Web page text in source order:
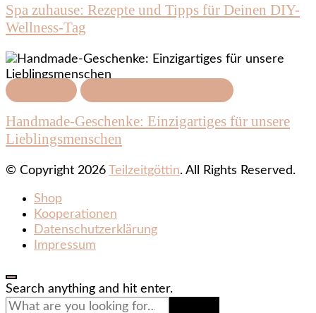
Spa zuhause: Rezepte und Tipps für Deinen DIY-
Wellness-Tag
Handmade-Geschenke: Einzigartiges für unsere
Lieblingsmenschen
© Copyright 2026 Teilzeitgöttin. All Rights Reserved.
Shop
Kooperationen
Datenschutzerklärung
Impressum
Looking
for
Search anything and hit enter.